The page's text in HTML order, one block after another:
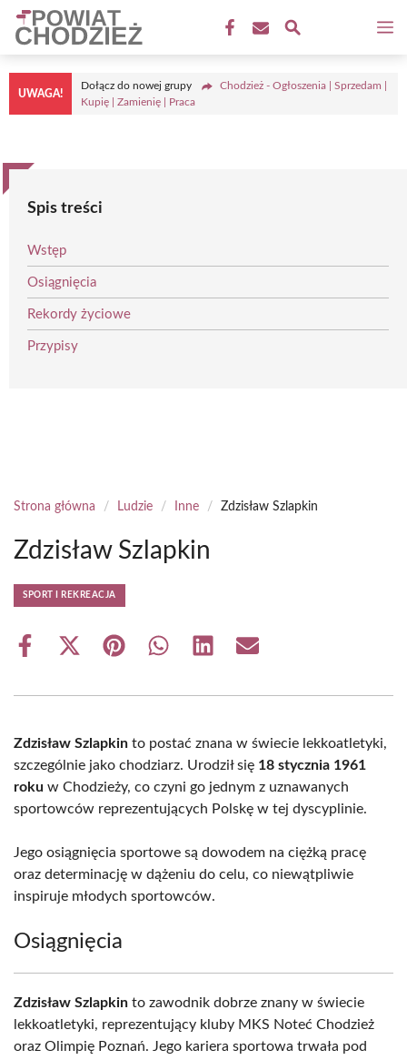
Przejdź
treści
UWAGA!
Dołącz do nowej grupy
Chodzież - Ogłoszenia | Sprzedam |
Kupię | Zamienię | Praca
Spis treści
Wstęp
Osiągnięcia
Rekordy życiowe
Przypisy
Strona główna / Ludzie / Inne / Zdzisław Szlapkin
Zdzisław Szlapkin
SPORT I REKREACJA
Share
Share
(Twitter)
Share Share Share Share
Zdzisław Szlapkin to postać znana w świecie lekkoatletyki,
szczególnie jako chodziarz. Urodził się 18 stycznia 1961
roku w Chodzieży, co czyni go jednym z uznawanych
sportowców reprezentujących Polskę w tej dyscyplinie.
Jego osiągnięcia sportowe są dowodem na ciężką pracę
oraz determinację w dążeniu do celu, co niewątpliwie
inspiruje młodych sportowców.
Osiągnięcia
Zdzisław Szlapkin to zawodnik dobrze znany w świecie
lekkoatletyki, reprezentujący kluby MKS Noteć Chodzież
oraz Olimpię Poznań. Jego kariera sportowa trwała pod